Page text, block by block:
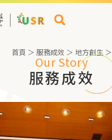
Our Story
服務成效
首頁 ＞ 服務成效 ＞ 地方創生＞